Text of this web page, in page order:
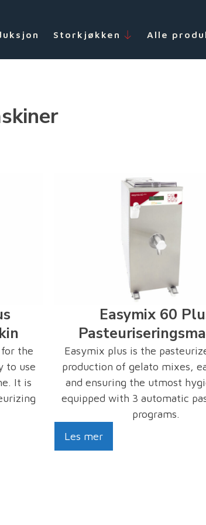
Storkjøkken Alle
the
to use
It is
Easymix 60
Easymix plus is the
production of gelato mixes,
and ensuring the utmost
equipped with 3 automatic
programs.
Les mer